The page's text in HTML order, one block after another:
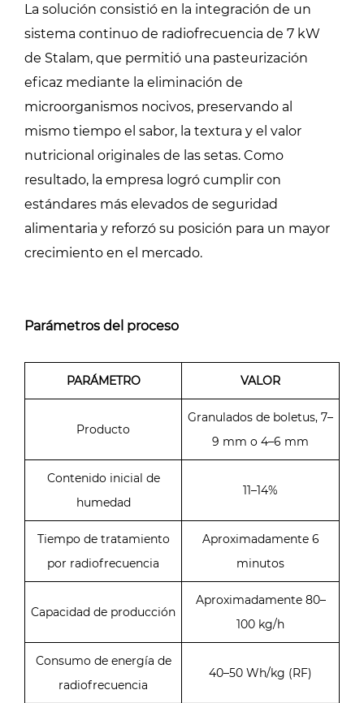
La solución consistió en la integración de un
sistema continuo de radiofrecuencia de 7 kW
de Stalam, que permitió una pasteurización
eficaz mediante la eliminación de
microorganismos nocivos, preservando al
mismo tiempo el sabor, la textura y el valor
nutricional originales de las setas. Como
resultado, la empresa logró cumplir con
estándares más elevados de seguridad
alimentaria y reforzó su posición para un mayor
crecimiento en el mercado.
Parámetros del proceso
PARÁMETRO VALOR
Producto
Granulados de boletus, 7–
9 mm o 4–6 mm
Contenido inicial de
humedad
11–14%
Tiempo de tratamiento
por radiofrecuencia
Aproximadamente 6
minutos
Capacidad de producción
Aproximadamente 80–
100 kg/h
Consumo de energía de
radiofrecuencia
40–50 Wh/kg (RF)